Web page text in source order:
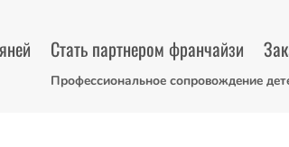
Стать партнером франчайзи
Профессиональное сопровождение